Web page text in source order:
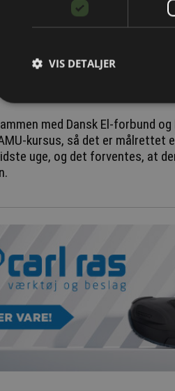
nedrivning.
asbestforurenet materiale,
på loftrum.
af asbest skal anmeldes
med Dansk El-forbund
kursus, så det er målrettet
uge, og det forventes, at
VIS DETALJER